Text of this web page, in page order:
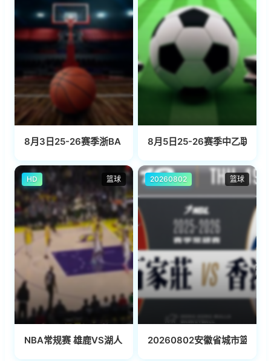
8月3日25-26赛季浙BA 衢江70VS82柯城8月5日25-26赛季中乙联赛
篮球
HD
NBA常规赛 雄鹿VS湖人 20250321
篮球
20260802
20260802安徽省城市篮球联